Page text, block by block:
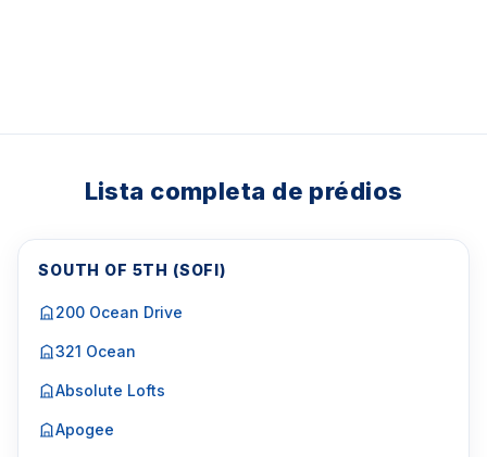
Lista completa de prédios
SOUTH OF 5TH (SOFI)
200 Ocean Drive
321 Ocean
Absolute Lofts
Apogee